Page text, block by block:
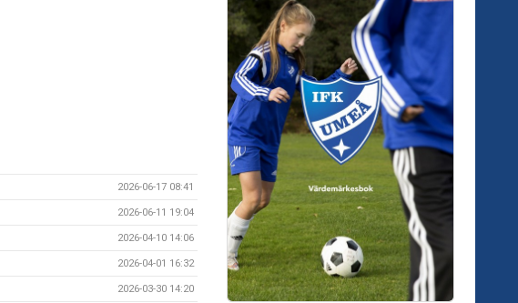
2026-06-17 08:41
2026-06-11 19:04
2026-04-10 14:06
2026-04-01 16:32
2026-03-30 14:20